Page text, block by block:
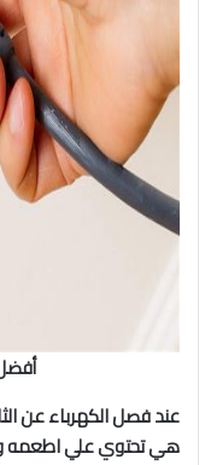
عند فصل الكهرباء عن
هي تحتوي علي اطعمه